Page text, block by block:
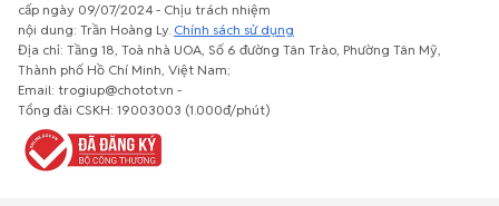
cấp ngày 09/07/2024 - Chịu trách nhiệm
nội dung: Trần Hoàng Ly. Chính sách sử dụng
Địa chỉ: Tầng 18, Toà nhà UOA, Số 6 đường Tân Trào, Phường Tân Mỹ,
Thành phố Hồ Chí Minh, Việt Nam;
Email: trogiup@chotot.vn -
Tổng đài CSKH: 19003003 (1.000đ/phút)